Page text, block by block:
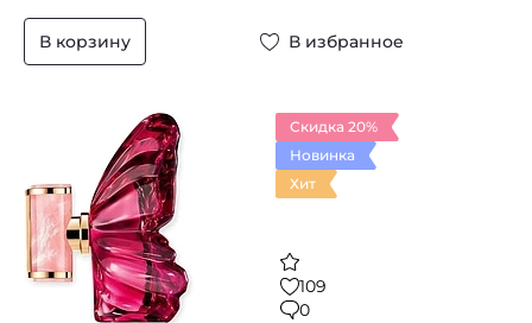
В корзину В избранное
Скидка 20%
Новинка
Хит
109
0